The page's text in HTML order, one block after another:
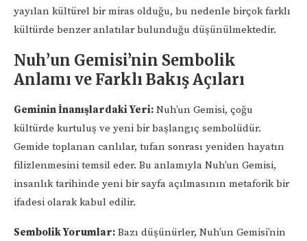
yayılan kültürel bir miras olduğu, bu nedenle birçok farklı
kültürde benzer anlatılar bulunduğu düşünülmektedir.
Nuh’un Gemisi’nin Sembolik
Anlamı ve Farklı Bakış Açıları
Geminin İnanışlardaki Yeri: Nuh’un Gemisi, çoğu
kültürde kurtuluş ve yeni bir başlangıç sembolüdür.
Gemide toplanan canlılar, tufan sonrası yeniden hayatın
filizlenmesini temsil eder. Bu anlamıyla Nuh’un Gemisi,
insanlık tarihinde yeni bir sayfa açılmasının metaforik bir
ifadesi olarak kabul edilir.
Sembolik Yorumlar: Bazı düşünürler, Nuh’un Gemisi’nin